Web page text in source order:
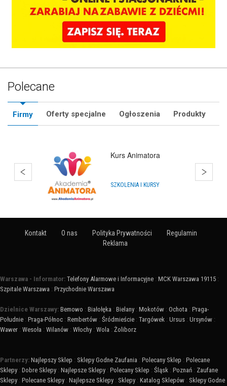
Polecane
Firmy Oferty specjalne Ogłoszenia Produkty
Hurtownia Balonów
HURTOWNIE
Kontakt O nas Polityka Prywatności
Regulamin
Reklama
Warszawa - Informator: Telefony Alarmowe i Informacyjne : MCK Warszawa 19115 :
Szpitale Warszawa : Przychodnie Warszawa
Dzielnice Warszawy: Bemowo : Białołęka : Bielany : Mokotów : Ochota : Praga-
Południe : Praga-Północ : Rembertów : Śródmieście : Targówek : Ursus : Ursynów :
Wawer : Wesoła : Wilanów : Włochy : Wola : Żoliborz
Partnerzy: Najlepszy Sklep : Sklepy Godne Zaufania : Polecany Sklep : Polecane
Sklepy : Dobre Sklepy : Najlepsze Sklepy : Polecany Sklep : Śląsk : Poznań : Zaufane
Sklepy : Polecane Sklepy : Najlepsze Sklepy : Sklepy : Katalog Sklepów : Sklepy Godne